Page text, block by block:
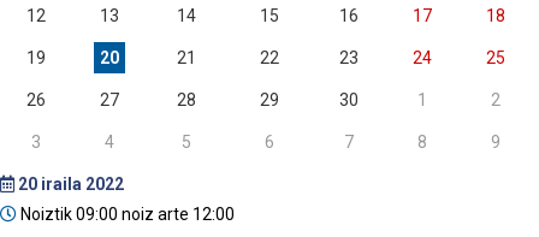
12 13 14 15 16 17 18
19 20 21 22 23 24 25
26 27 28 29 30 1 2
3 4 5 6 7 8 9
20 iraila 2022
Noiztik 09:00 noiz arte 12:00